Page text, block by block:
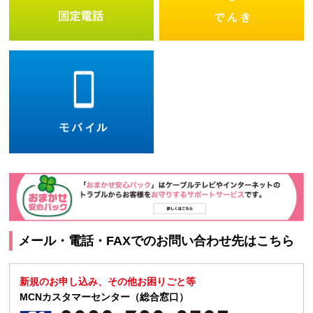
メール・電話・FAXでのお問い合わせ先はこちら
新規のお申し込み、その他お困りごと等
MCNカスタマーセンター（総合窓口）